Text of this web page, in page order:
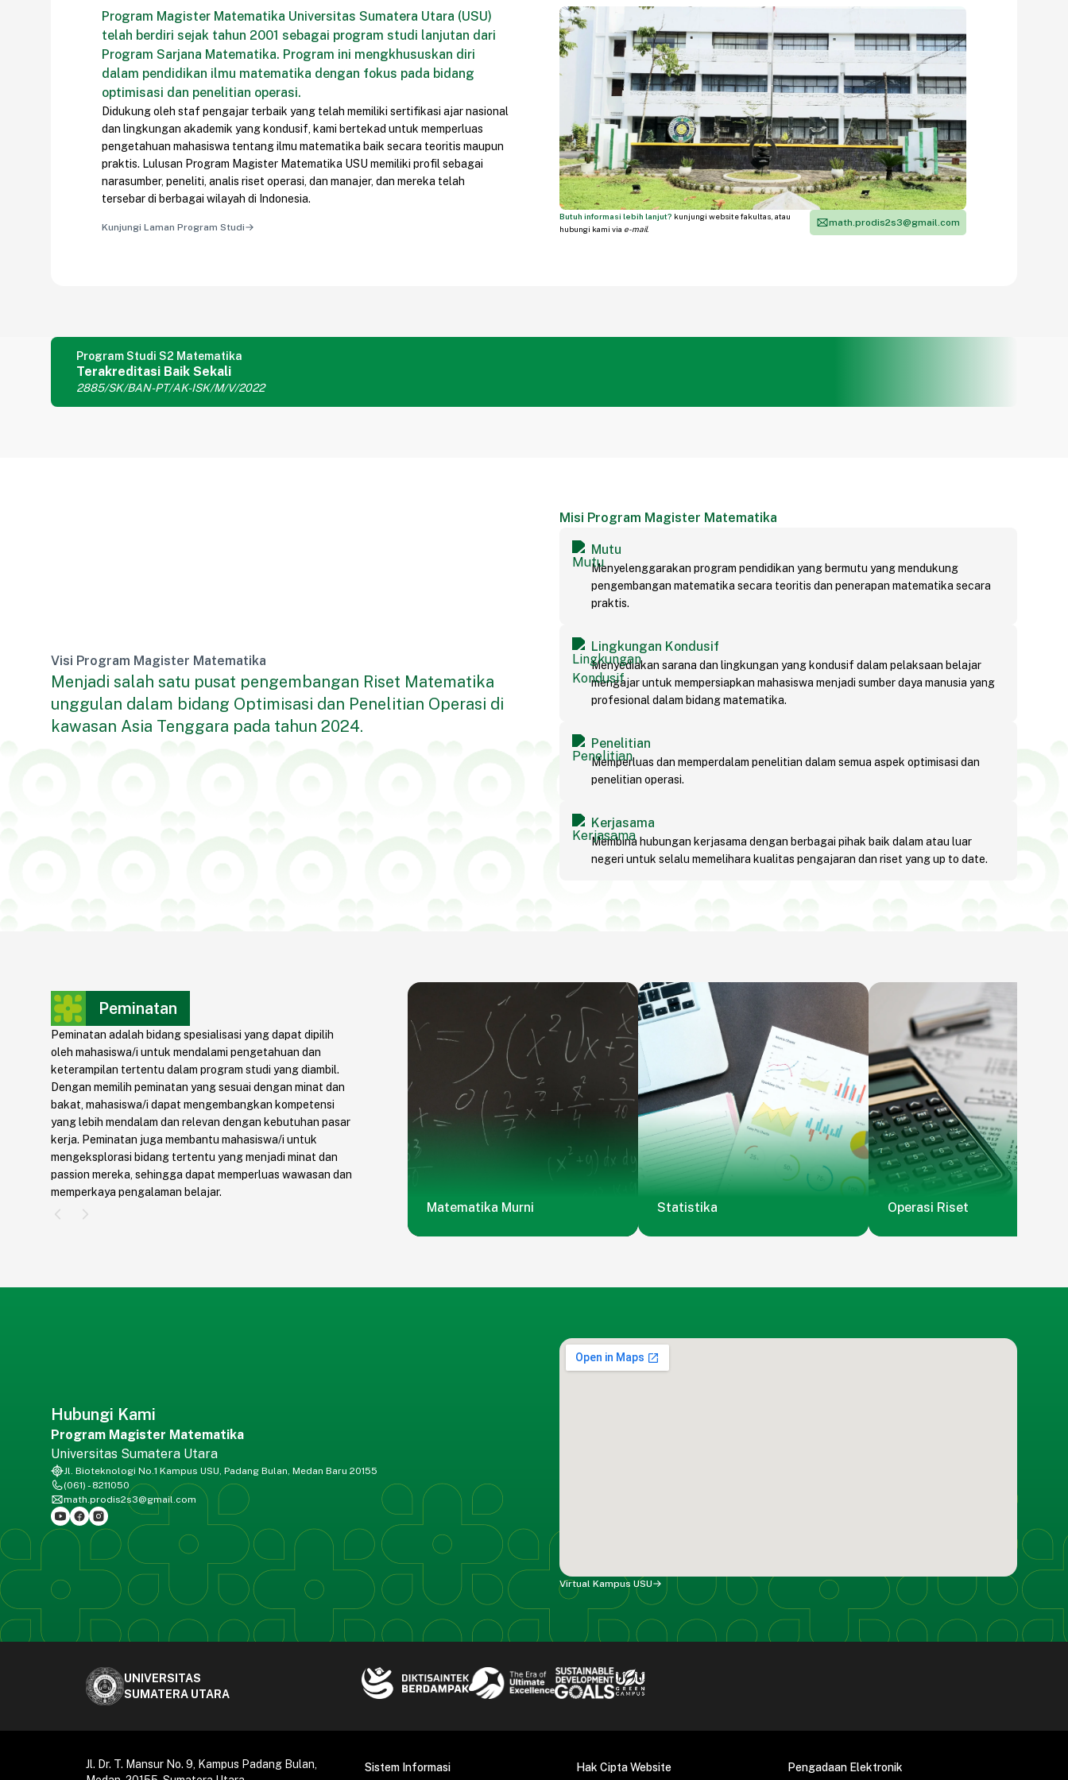
Program Magister Matematika Universitas Sumatera Utara (USU)
telah berdiri sejak tahun 2001 sebagai program studi lanjutan dari
Program Sarjana Matematika. Program ini mengkhususkan diri
dalam pendidikan ilmu matematika dengan fokus pada bidang
optimisasi dan penelitian operasi.
Didukung oleh staf pengajar terbaik yang telah memiliki sertifikasi ajar nasional
dan lingkungan akademik yang kondusif, kami bertekad untuk memperluas
pengetahuan mahasiswa tentang ilmu matematika baik secara teoritis maupun
praktis. Lulusan Program Magister Matematika USU memiliki profil sebagai
narasumber, peneliti, analis riset operasi, dan manajer, dan mereka telah
tersebar di berbagai wilayah di Indonesia.
Kunjungi Laman Program Studi
Butuh informasi lebih lanjut? kunjungi website fakultas, atau
hubungi kami via e-mail.
math.prodis2s3@gmail.com
Program Studi S2 Matematika
Terakreditasi Baik Sekali
2885/SK/BAN-PT/AK-ISK/M/V/2022
Visi Program Magister Matematika
Menjadi salah satu pusat pengembangan Riset Matematika
unggulan dalam bidang Optimisasi dan Penelitian Operasi di
kawasan Asia Tenggara pada tahun 2024.
Misi Program Magister Matematika
Mutu
Menyelenggarakan program pendidikan yang bermutu yang mendukung
pengembangan matematika secara teoritis dan penerapan matematika secara
praktis.
Lingkungan Kondusif
Menyediakan sarana dan lingkungan yang kondusif dalam pelaksaan belajar
mengajar untuk mempersiapkan mahasiswa menjadi sumber daya manusia yang
profesional dalam bidang matematika.
Penelitian
Memperluas dan memperdalam penelitian dalam semua aspek optimisasi dan
penelitian operasi.
Kerjasama
Membina hubungan kerjasama dengan berbagai pihak baik dalam atau luar
negeri untuk selalu memelihara kualitas pengajaran dan riset yang up to date.
Peminatan
Peminatan adalah bidang spesialisasi yang dapat dipilih
oleh mahasiswa/i untuk mendalami pengetahuan dan
keterampilan tertentu dalam program studi yang diambil.
Dengan memilih peminatan yang sesuai dengan minat dan
bakat, mahasiswa/i dapat mengembangkan kompetensi
yang lebih mendalam dan relevan dengan kebutuhan pasar
kerja. Peminatan juga membantu mahasiswa/i untuk
mengeksplorasi bidang tertentu yang menjadi minat dan
passion mereka, sehingga dapat memperluas wawasan dan
memperkaya pengalaman belajar.
Matematika Murni Statistika Operasi Riset
Hubungi Kami
Program Magister Matematika
Universitas Sumatera Utara
Jl. Bioteknologi No.1 Kampus USU, Padang Bulan, Medan Baru 20155
(061) - 8211050
math.prodis2s3@gmail.com
Virtual Kampus USU
UNIVERSITAS
SUMATERA UTARA
Jl. Dr. T. Mansur No. 9, Kampus Padang Bulan,
Sistem Informasi Hak Cipta Website Pengadaan Elektronik